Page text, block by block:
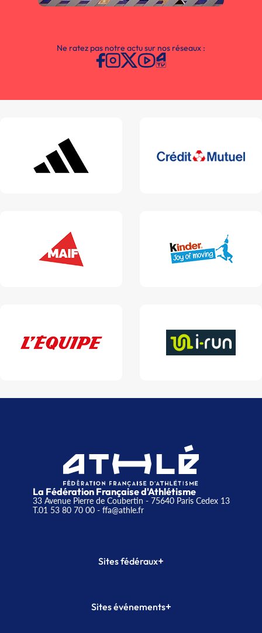
Ne ratez pas notre actu sur nos réseaux :
La Fédération Française d'Athlétisme
33 Avenue Pierre de Coubertin - 75640 Paris Cedex 13
T.01 53 80 70 00- ffa@athle.fr
Sites fédéraux+
Plateforme Formation
Sites événements+